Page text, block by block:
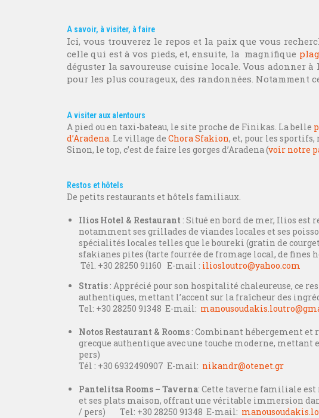
A savoir, à visiter, à faire
Ici, vous trouverez le repos et la paix que vous
celle qui est à vos pieds, et, ensuite, la magnifique
déguster la savoureuse cuisine locale. Vous adonner à
pour les plus courageux, des randonnées. Notamment
A visiter aux alentours
A pied ou en taxi-bateau, le site proche de Finikas. La belle
d’Aradena. Le village de Chora Sfakion, et, pour les
Sinon, le top, c’est de faire les gorges d’Aradena (voir notre
Restos et hôtels
De petits restaurants et hôtels familiaux.
Ilios Hotel & Restaurant : Situé en bord de mer, Ilios est
notamment ses grillades de viandes locales et ses
spécialités locales telles que le boureki (gratin de
sfakianes pites (tarte fourrée de fromage local, de fines
Tél. +30 28250 91160 E-mail : iliosloutro@yahoo.com
Stratis: Apprécié pour son hospitalité chaleureuse, ce
authentiques, mettant l’accent sur la fraîcheur des
Tel: +30 28250 91348 E-mail:
Notos Restaurant & Rooms: Combinant hébergement et
grecque authentique avec une touche moderne, mettant
pers)
Tél : +30 6932490907 E-mail: nikandr@otenet.gr
Pantelitsa Rooms – Taverna: Cette taverne familiale est
et ses plats maison, offrant une véritable immersion
/ pers) Tel: +30 28250 91348 E-mail: